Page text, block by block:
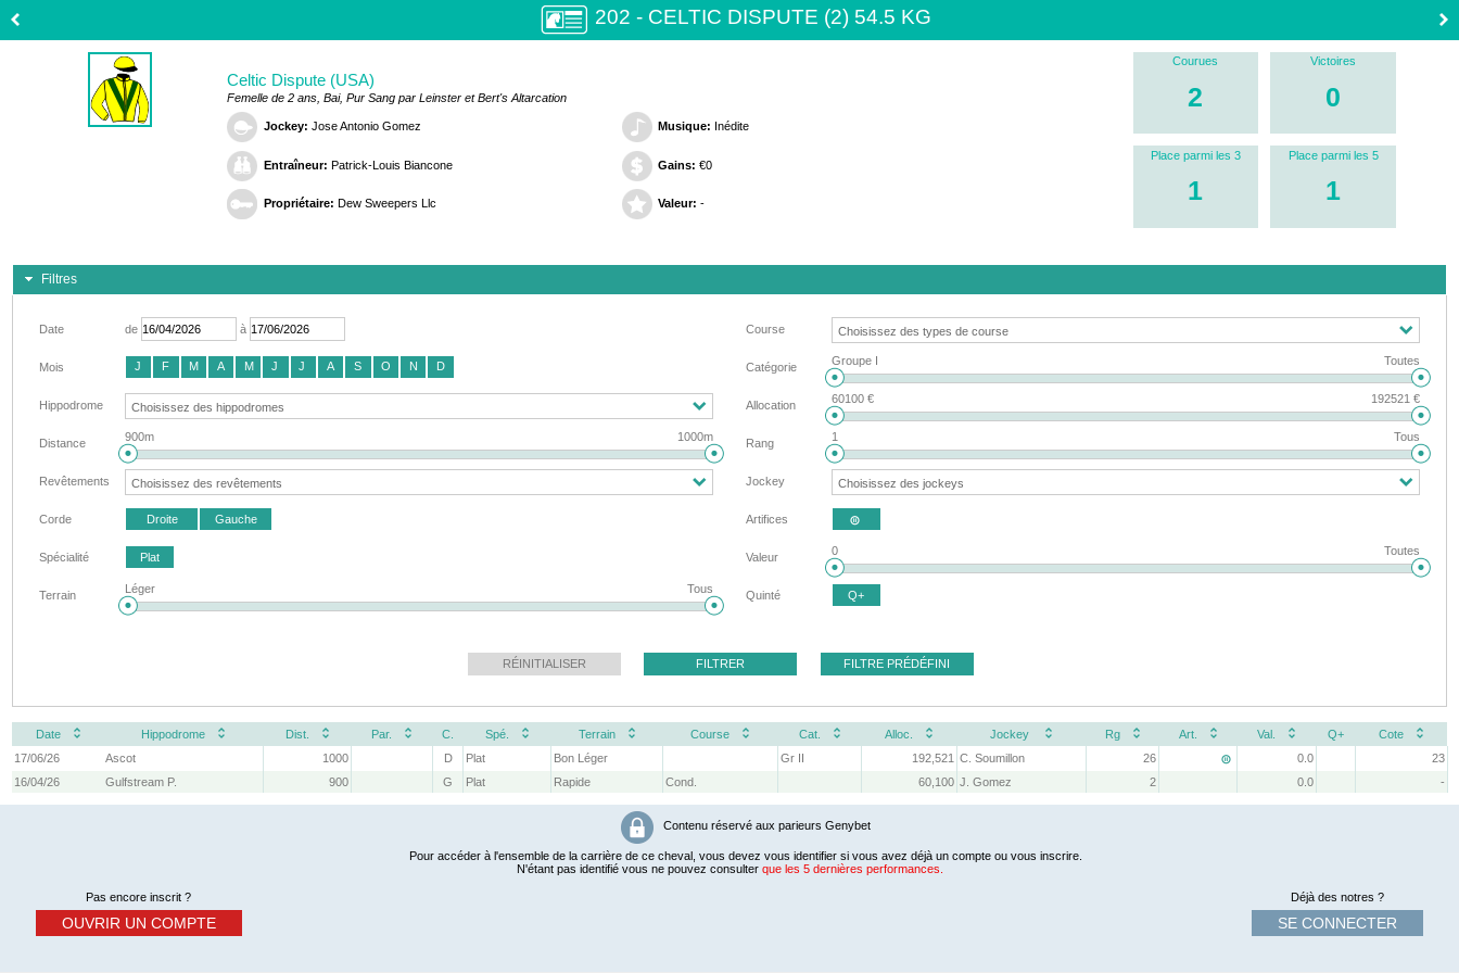
202 - CELTIC DISPUTE (2) 54.5 KG
Celtic Dispute (USA)
Femelle de 2 ans, Bai, Pur Sang par Leinster et Bert's Altarcation
Jockey: Jose Antonio Gomez
Entraîneur: Patrick-Louis Biancone
Propriétaire: Dew Sweepers Llc
Musique: Inédite
Gains: €0
Valeur: -
Courues
2
Victoires
0
Place parmi les 3
1
Place parmi les 5
1
Filtres
Date de à
Mois J F M A M J J A S O N D
Hippodrome
Distance 900m 1000m
Revêtements
Corde Droite Gauche
Spécialité Plat
Terrain Léger Tous
Course
Catégorie Groupe I Toutes
Allocation 60100 € 192521 €
Rang 1 Tous
Jockey
Artifices 
Valeur 0 Toutes
Quinté Q+
RÉINITIALISER FILTRER FILTRE PRÉDÉFINI
Date Hippodrome Dist. Par. C. Spé. Terrain Course Cat. Alloc. Jockey Rg Art. Val. Q+
Cote
17/06/26
Ascot 1000 D Plat Bon Léger Gr II 192,521 C. Soumillon 26  0.0
23
16/04/26
Gulfstream P. 900 G Plat Rapide Cond. 60,100 J. Gomez 2 0.0 -
Contenu réservé aux parieurs Genybet
Pour accéder à l'ensemble de la carrière de ce cheval, vous devez vous identifier si vous avez déjà un compte ou vous inscrire.
N'étant pas identifié vous ne pouvez consulter que les 5 dernières performances.
Déjà des notres ?
SE CONNECTER
Pas encore inscrit ?
OUVRIR UN COMPTE